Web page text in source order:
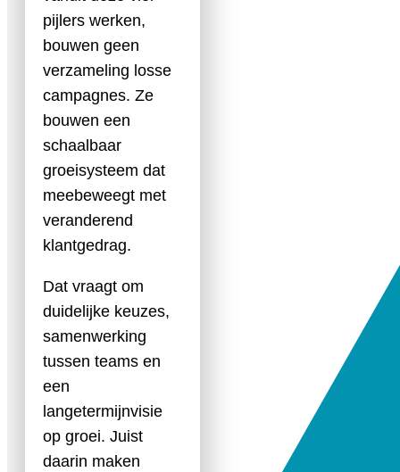
pijlers werken,
bouwen geen
verzameling losse
campagnes. Ze
bouwen een
schaalbaar
groeisysteem dat
meebeweegt met
veranderend
klantgedrag.
Dat vraagt om
duidelijke keuzes,
samenwerking
tussen teams en
een
langetermijnvisie
op groei. Juist
daarin maken